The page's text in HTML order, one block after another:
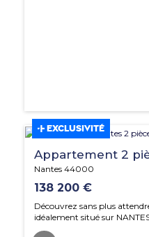
EXCLUSIVITÉ
Appartement 2
Nantes 44000
138 200 €
Découvrez sans plus
idéalement situé sur